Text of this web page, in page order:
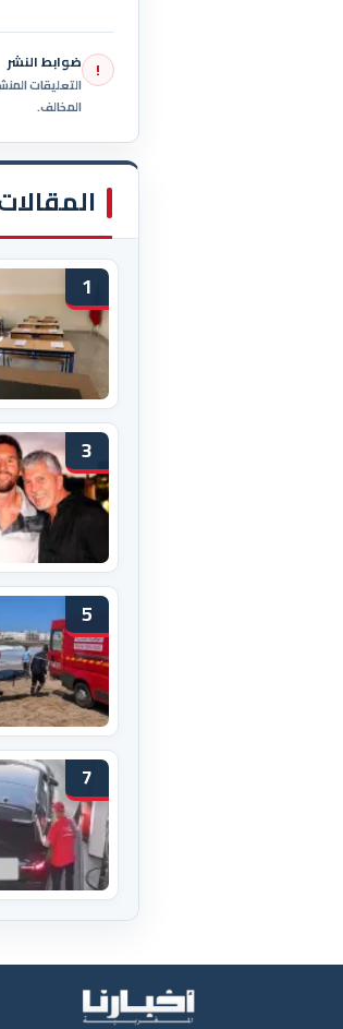
! ضوابط النشر
التعليقات
المخالف.
1
3
5
7